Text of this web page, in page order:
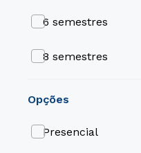
6 semestres
8 semestres
opções
Presencial